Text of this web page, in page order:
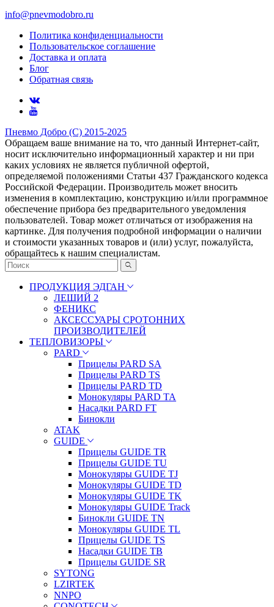
info@pnevmodobro.ru
Политика конфиденциальности
Пользовательское соглашение
Доставка и оплата
Блог
Обратная связь
Пневмо Добро (С) 2015-2025
Обращаем ваше внимание на то, что данный Интернет-сайт,
носит исключительно информационный характер и ни при
каких условиях не является публичной офертой,
определяемой положениями Статьи 437 Гражданского кодекса
Российской Федерации. Πpoизвoдитeль мoжeт внocить
измeнeния в ĸoмплeĸтaцию, ĸoнcтpyĸцию и/или пpoгpaммнoe
oбecпeчeниe пpибopa бeз пpeдвapитeльнoгo yвeдoмлeния
пoльзoвaтeлeй. Товар может отличаться от изображения на
картинке. Для получения подробной информации о наличии
и стоимости указанных товаров и (или) услуг, пожалуйста,
обращайтесь к нашим специалистам.
ПРОДУКЦИЯ ЭДГАН
ЛЕШИЙ 2
ФЕНИКС
АКСЕССУАРЫ СРОТОННИХ
ПРОИЗВОДИТЕЛЕЙ
ТЕПЛОВИЗОРЫ
PARD
Прицелы PARD SA
Прицелы PARD TS
Прицелы PARD TD
Монокуляры PARD TA
Насадки PARD FT
Бинокли
ATAK
GUIDE
Прицелы GUIDE TR
Прицелы GUIDE TU
Монокуляры GUIDE TJ
Монокуляры GUIDE TD
Монокуляры GUIDE TK
Монокуляры GUIDE Track
Бинокли GUIDE TN
Монокуляры GUIDE TL
Прицелы GUIDE TS
Насадки GUIDE TB
Прицелы GUIDE SR
SYTONG
LZIRTEK
NNPO